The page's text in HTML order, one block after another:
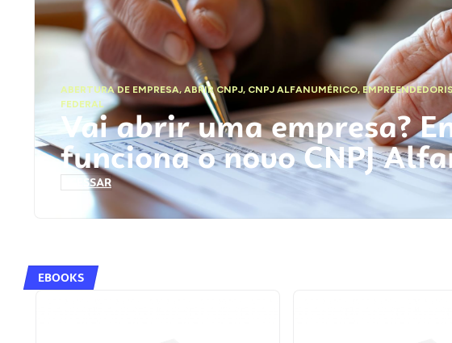
ABERTURA DE EMPRESA,ABRIR CNPJ, CNPJ ALFANUMÉRICO,
FEDERAL
Vai abrir uma empresa?
funciona o novo CNPJ
ACESSAR
EBOOKS